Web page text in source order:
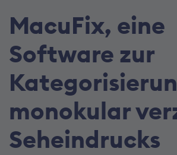
MacuFix, eine
Software zur
monokular
Seheindrucks